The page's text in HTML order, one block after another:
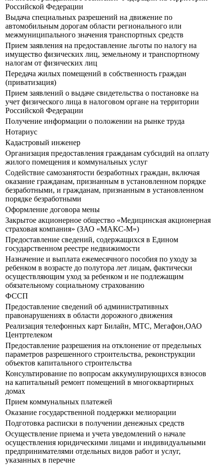
Российской Федерации
Выдача специальных разрешений на движение по
автомобильным дорогам области регионального или
межмуниципального значения транспортных средств
Прием заявления на предоставление льготы по налогу на
имущество физических лиц, земельному и транспортному
налогам от физических лиц
Передача жилых помещений в собственность граждан
(приватизация)
Прием заявлений о выдаче свидетельства о постановке на
учет физического лица в налоговом органе на территории
Российской Федерации
Получение информации о положении на рынке труда
Нотариус
Кадастровый инженер
Организация предоставления гражданам субсидий на оплату
жилого помещения и коммунальных услуг
Содействие самозанятости безработных граждан, включая
оказание гражданам, признанным в установленном порядке
безработными, и гражданам, признанным в установленном
порядке безработными
Оформление договора мены
Закрытое акционерное общество «Медицинская акционерная
страховая компания» (ЗАО «МАКС-М»)
Предоставление сведений, содержащихся в Едином
государственном реестре недвижимости
Назначение и выплата ежемесячного пособия по уходу за
ребенком в возрасте до полутора лет лицам, фактически
осуществляющим уход за ребенком и не подлежащим
обязательному социальному страхованию
ФССП
Предоставление сведений об административных
правонарушениях в области дорожного движения
Реализация телефонных карт Билайн, МТС, Мегафон,ОАО
Центртелеком
Предоставление разрешения на отклонение от предельных
параметров разрешенного строительства, реконструкции
объектов капитального строительства
Консультирование по вопросам аккумулирующихся взносов
на капитальный ремонт помещений в многоквартирных
домах
Прием коммунальных платежей
Оказание государственной поддержки мелиорации
Подготовка расписки в получении денежных средств
Осуществление приема и учета уведомлений о начале
осуществления юридическими лицами и индивидуальными
предпринимателями отдельных видов работ и услуг,
указанных в перечне